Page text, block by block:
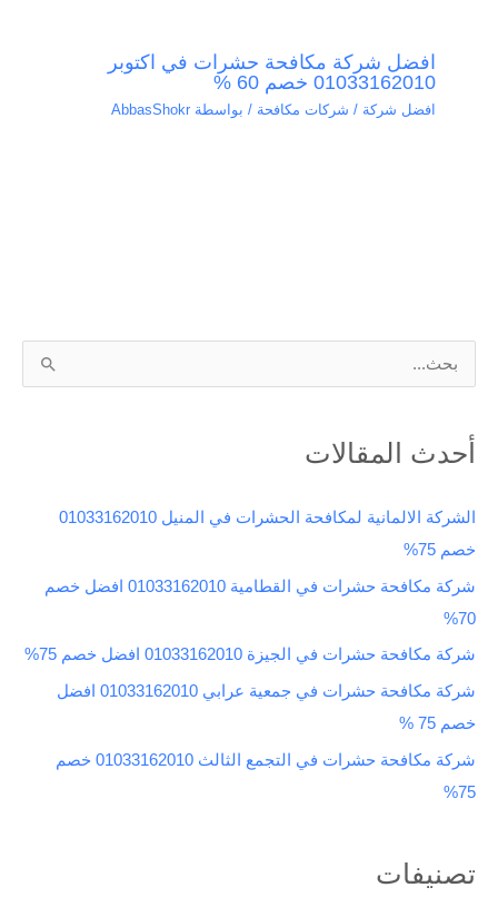
افضل شركة مكافحة حشرات في اكتوبر
01033162010 خصم 60 %
افضل شركة / شركات مكافحة / بواسطة AbbasShokr
ب
ح
:
أحدث المقالات
الشركة الالمانية لمكافحة الحشرات في المنيل 01033162010
خصم 75%
شركة مكافحة حشرات في القطامية 01033162010 افضل خصم
70%
شركة مكافحة حشرات في الجيزة 01033162010 افضل خصم 75%
شركة مكافحة حشرات في جمعية عرابي 01033162010 افضل
خصم 75 %
شركة مكافحة حشرات في التجمع الثالث 01033162010 خصم
75%
تصنيفات